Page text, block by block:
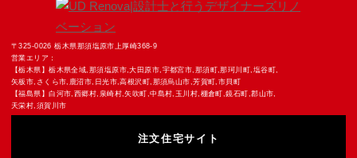
〒325-0026 栃木県 那須塩原市上厚崎368-9
Tel. 0287-74-2121
栃木県足利市八幡町１丁目１１−４
Tel. 0284-22-3868
〒325-0026 栃木県那須塩原市上厚崎368-9
営業エリア：
【栃木県】栃木県全域,那須塩原市,大田原市,宇都宮市,那須町,那珂川町,塩谷町,
矢板市,さくら市,鹿沼市,日光市,高根沢町,那須烏山市,芳賀町,市貝町
【福島県】白河市,西郷村,泉崎村,矢吹町,中島村,玉川村,棚倉町,鏡石町,郡山市,
天栄村,須賀川市
注文住宅サイト